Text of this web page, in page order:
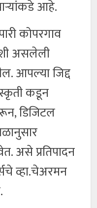
आहे.
कोपरगाव
असलेली
आपल्या जिद्द
कडून
डिजिटल
असे प्रतिपादन
व्हा.चेअरमन